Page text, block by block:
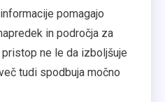
pomagajo
in področja za
ne le da izboljšuje
tudi spodbuja močno